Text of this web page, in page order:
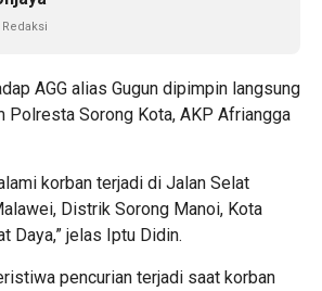
Redaksi
AGG alias Gugun dipimpin langsung
Polresta Sorong Kota, AKP Afriangga
korban terjadi di Jalan Selat
Distrik Sorong Manoi, Kota
Daya,” jelas Iptu Didin.
pencurian terjadi saat korban